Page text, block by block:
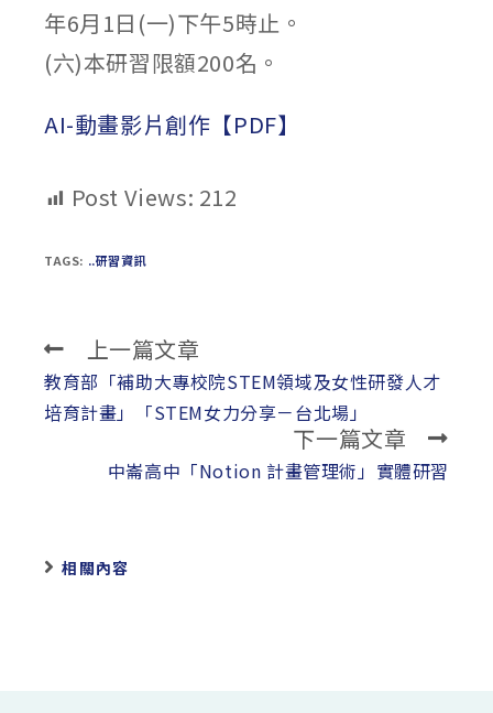
年6月1日(一)下午5時止。
(六)本研習限額200名。
AI-動畫影片創作【PDF】
Post Views: 212
TAGS: ..研習資訊
Read
more
articles
上一篇文章
教育部「補助大專校院STEM領域及女性研發人才
培育計畫」「STEM女力分享－台北場」
下一篇文章
中崙高中「Notion 計畫管理術」實體研習
相關內容